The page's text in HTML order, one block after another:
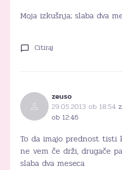
Moja izkušnja; slaba dva
Citiraj
zeuso
29.05.2013 ob 18:54
ob 12:46
To da imajo prednost
ne vem če drži, drugače
slaba dva meseca